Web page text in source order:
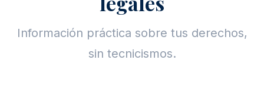
Información práctica sobre tus derechos,
sin tecnicismos.